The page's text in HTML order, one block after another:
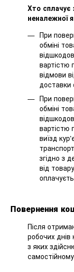
Хто сплачує
неналежної
При
обміні
вартістю
відмови
доставки
При
обміні
вартістю
виїзд
згідно з
від
Повернення
Після
робочих
з яких